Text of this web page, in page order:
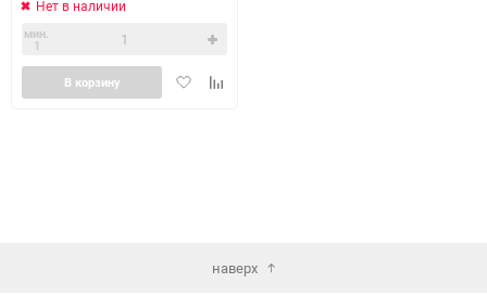
Нет в наличии
мин.
1
ДобавитьДобавить
В корзину
наверх